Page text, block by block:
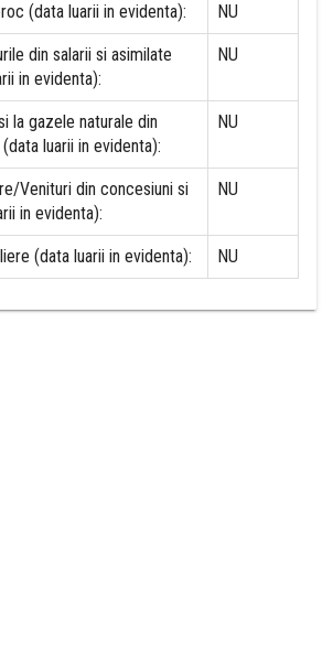
(data luarii in evidenta): NU
din salarii si asimilate
in evidenta):
NU
la gazele naturale din
luarii in evidenta):
NU
Venituri din concesiuni si
in evidenta):
NU
(data luarii in evidenta): NU